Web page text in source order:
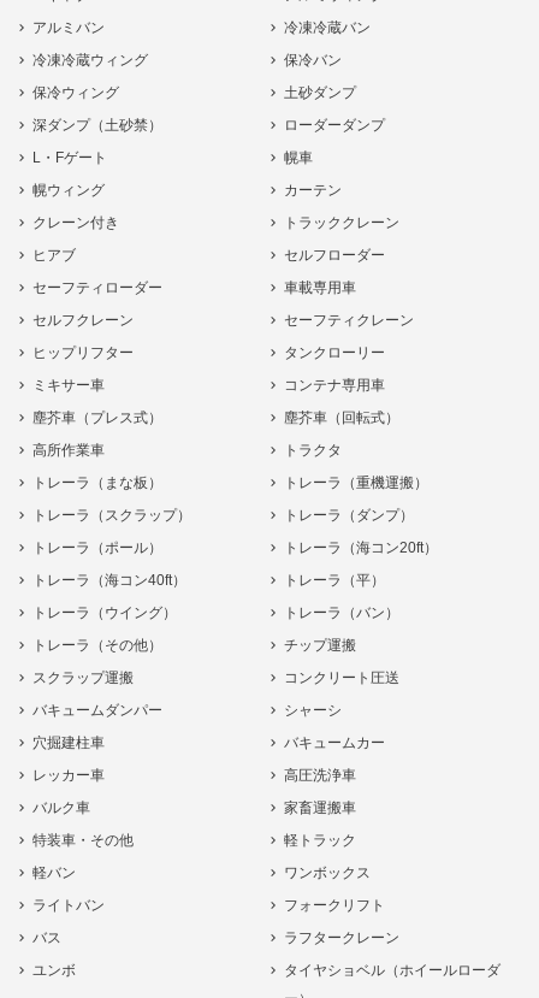
アルミバン
冷凍冷蔵バン
冷凍冷蔵ウィング
保冷バン
保冷ウィング
土砂ダンプ
深ダンプ（土砂禁）
ローダーダンプ
L・Fゲート
幌車
幌ウィング
カーテン
クレーン付き
トラッククレーン
ヒアブ
セルフローダー
セーフティローダー
車載専用車
セルフクレーン
セーフティクレーン
ヒップリフター
タンクローリー
ミキサー車
コンテナ専用車
塵芥車（プレス式）
塵芥車（回転式）
高所作業車
トラクタ
トレーラ（まな板）
トレーラ（重機運搬）
トレーラ（スクラップ）
トレーラ（ダンプ）
トレーラ（ポール）
トレーラ（海コン20ft）
トレーラ（海コン40ft）
トレーラ（平）
トレーラ（ウイング）
トレーラ（バン）
トレーラ（その他）
チップ運搬
スクラップ運搬
コンクリート圧送
バキュームダンパー
シャーシ
穴掘建柱車
バキュームカー
レッカー車
高圧洗浄車
バルク車
家畜運搬車
特装車・その他
軽トラック
軽バン
ワンボックス
ライトバン
フォークリフト
バス
ラフタークレーン
ユンボ
タイヤショベル（ホイールローダ